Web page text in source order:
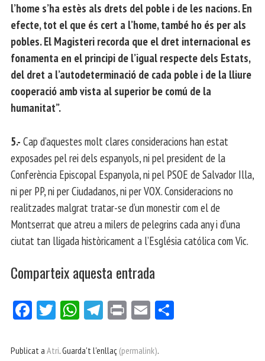
l’home s’ha estès als drets del poble i de les nacions. En
efecte, tot el que és cert a l’home, també ho és per als
pobles. El Magisteri recorda que el dret internacional es
fonamenta en el principi de l’igual respecte dels Estats,
del dret a l’autodeterminació de cada poble i de la lliure
cooperació amb vista al superior be comú de la
humanitat”.
5.- Cap d’aquestes molt clares consideracions han estat
exposades pel rei dels espanyols, ni pel president de la
Conferència Episcopal Espanyola, ni pel PSOE de Salvador Illa,
ni per PP, ni per Ciudadanos, ni per VOX. Consideracions no
realitzades malgrat tratar-se d’un monestir com el de
Montserrat que atreu a milers de pelegrins cada any i d’una
ciutat tan lligada històricament a l’Església católica com Vic.
Comparteix aquesta entrada
Fa
bo
Tw
er
W
ts
Te
gr
Pri E
ail
Publicat a Atri. Guarda't l'enllaç (permalink).